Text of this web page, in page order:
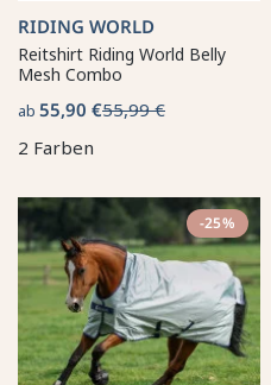
RIDING WORLD
Reitshirt Riding World Belly
Mesh Combo
ab 55,90 €55,99 €
2 Farben
-25%